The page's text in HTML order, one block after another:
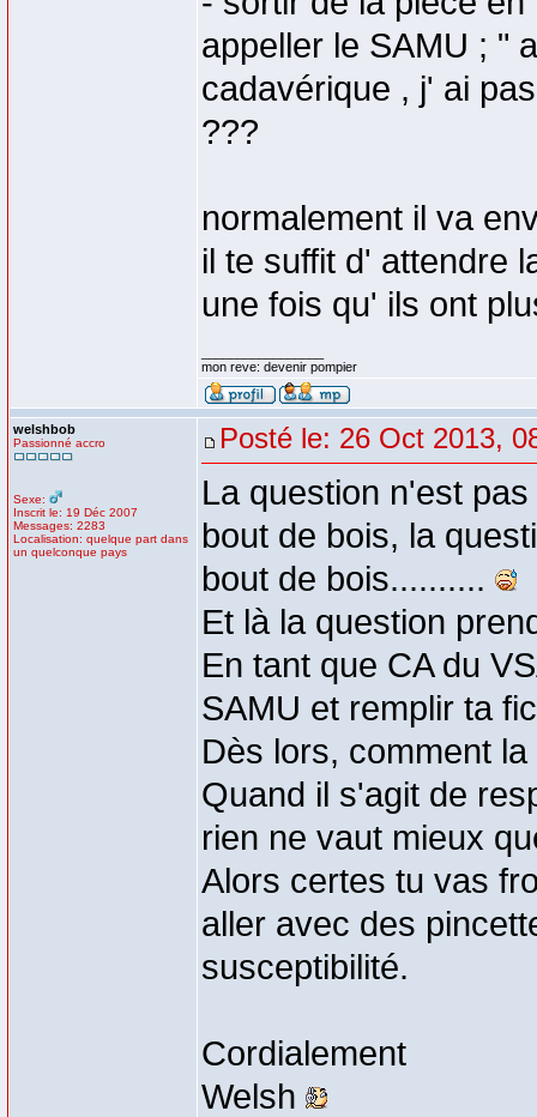
appeller le SAMU ; "
cadavérique , j' ai
???
normalement il va
il te suffit d' attendre
une fois qu' ils ont
mon reve: devenir pompier
welshbob
Passionné accro
Sexe:
Inscrit le: 19 Déc 2007
Messages: 2283
Localisation: quelque part dans
un quelconque pays
Posté le: 26 Oct 2013,
La question n'est
bout de bois, la
bout de bois..........
Et là la question
En tant que CA du
SAMU et remplir ta
Dès lors, comment
Quand il s'agit de
rien ne vaut mieux
Alors certes tu vas
aller avec des
susceptibilité.
Cordialement
Welsh